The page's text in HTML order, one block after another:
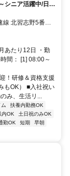
シニア活躍中/日払
線 北習志野5番口
(面接地/千葉リ
６ 新町芳野ビル
あたり12日 ・勤
間： [1] 08:00～
！研修＆資格支援
もOK） ■入社祝い
み、生活リ...
扶養内勤務OK
内OK
土日祝のみOK
勤OK 短期
早朝